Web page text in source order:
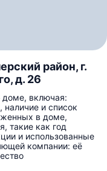
район, г.
д. 26
включая:
наличие и список
в доме,
такие как год
и использованные
компании: её